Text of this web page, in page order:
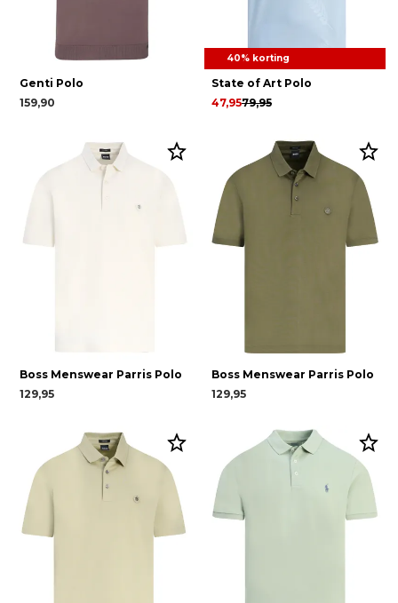
Genti Polo
159,90
40% korting
State of Art Polo
79,95
47,95
Boss Menswear Parris Polo
129,95
Boss Menswear Parris Polo
129,95